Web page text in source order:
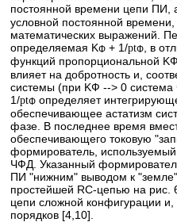
постоянной времени цепи ПИ,
условной постоянной
математических выражений.
определяемая KФ + 1/ptФ
, в
функций пропорциональной
влияет на добротность и,
системы (при KФ --> 0
1/ptФ определяет
обеспечивающее астатизм
фазе. В последнее время
обеспечивающего токовую
формирователь,
ЧФД. Указанный
ПИ "нижним" выводом к
простейшей RC-цепью на рис.
цепи сложной конфигурации и,
порядков [4,10].